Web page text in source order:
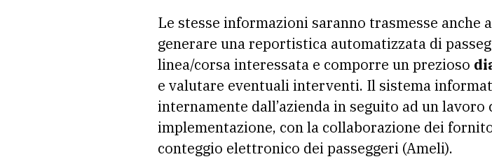
Le stesse informazioni saranno trasmesse
generare una reportistica automatizzata di
linea/corsa interessata e comporre un prezioso
e valutare eventuali interventi. Il sistema
internamente dall’azienda in seguito ad un
implementazione, con la collaborazione dei
conteggio elettronico dei passeggeri (Ameli).